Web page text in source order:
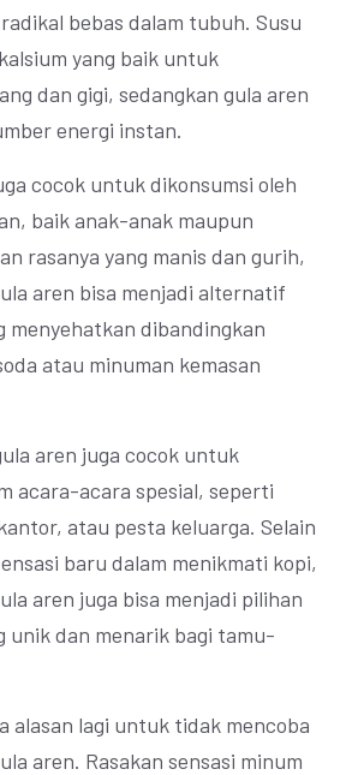
bebas dalam tubuh. Susu
yang baik untuk
dan gigi, sedangkan gula aren
energi instan.
cocok untuk dikonsumsi oleh
baik anak-anak maupun
rasanya yang manis dan gurih,
aren bisa menjadi alternatif
menyehatkan dibandingkan
atau minuman kemasan
aren juga cocok untuk
acara-acara spesial, seperti
atau pesta keluarga. Selain
baru dalam menikmati kopi,
aren juga bisa menjadi pilihan
unik dan menarik bagi tamu-
alasan lagi untuk tidak mencoba
aren. Rasakan sensasi minum